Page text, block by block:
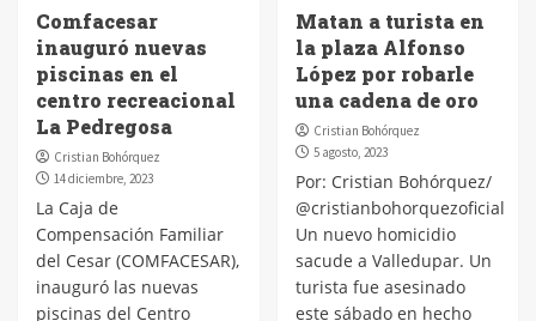
Comfacesar
inauguró nuevas
piscinas en el
centro recreacional
La Pedregosa
Cristian Bohórquez
14 diciembre, 2023
La Caja de
Compensación Familiar
del Cesar (COMFACESAR),
inauguró las nuevas
piscinas del Centro
Matan a turista en
la plaza Alfonso
López por robarle
una cadena de oro
Cristian Bohórquez
5 agosto, 2023
Por: Cristian Bohórquez/
@cristianbohorquezoficial
Un nuevo homicidio
sacude a Valledupar. Un
turista fue asesinado
este sábado en hecho